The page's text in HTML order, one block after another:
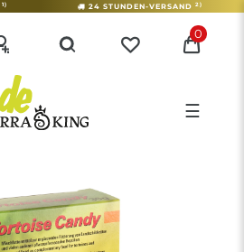
1) 24 STUNDEN-VERSAND 2)
0
☰